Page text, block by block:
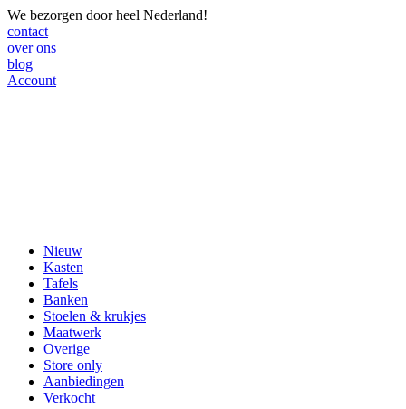
We bezorgen door heel Nederland!
contact
over ons
blog
Account
Nieuw
Kasten
Tafels
Banken
Stoelen & krukjes
Maatwerk
Overige
Store only
Aanbiedingen
Verkocht